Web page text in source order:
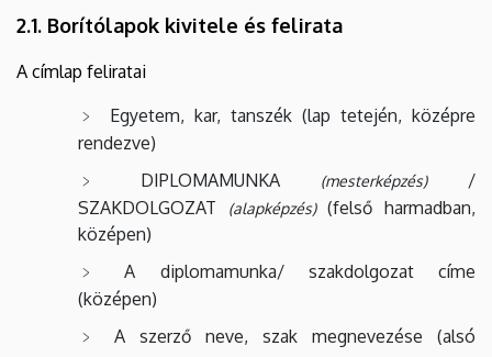
2.1. Borítólapok kivitele és felirata
A címlap feliratai
Egyetem, kar, tanszék (lap tetején, középre
rendezve)
DIPLOMAMUNKA
(mesterképzés)/
SZAKDOLGOZAT
(alapképzés)(felső harmadban,
középen)
A diplomamunka/ szakdolgozat címe
(középen)
A szerző neve, szak megnevezése (alsó